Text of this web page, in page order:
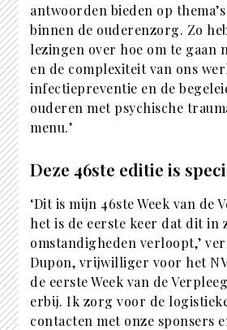
antwoorden bieden op
binnen de ouderenzorg. Zo
lezingen over hoe om te gaan
en de complexiteit van ons
infectiepreventie en de
ouderen met psychische
menu.’
Deze 46ste editie is
‘Dit is mijn 46ste Week van de
het is de eerste keer dat dit in
omstandigheden verloopt,’
Dupon, vrijwilliger voor het
de eerste Week van de
erbij. Ik zorg voor de
contacten met onze sponsers